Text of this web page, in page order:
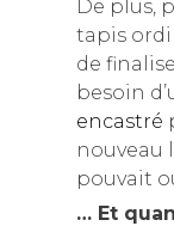
De plus,
tapis
de
besoin
encastré
nouveau
pouvait
… Et